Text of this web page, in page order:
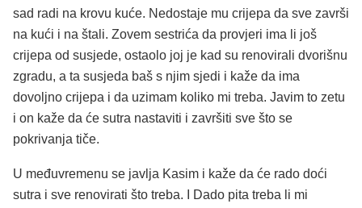
sad radi na krovu kuće. Nedostaje mu crijepa da sve završi
na kući i na štali. Zovem sestrića da provjeri ima li još
crijepa od susjede, ostaolo joj je kad su renovirali dvorišnu
zgradu, a ta susjeda baš s njim sjedi i kaže da ima
dovoljno crijepa i da uzimam koliko mi treba. Javim to zetu
i on kaže da će sutra nastaviti i završiti sve što se
pokrivanja tiče.
U međuvremenu se javlja Kasim i kaže da će rado doći
sutra i sve renovirati što treba. I Dado pita treba li mi